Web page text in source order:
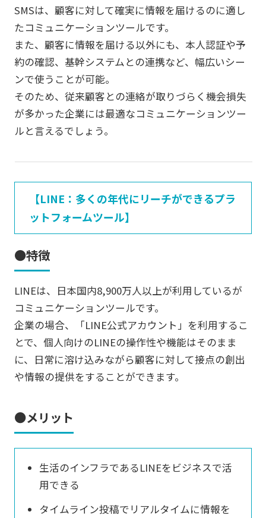
SMSは、顧客に対して確実に情報を届けるのに適し
たコミュニケーションツールです。
また、顧客に情報を届ける以外にも、本人認証や予
約の確認、基幹システムとの連携など、幅広いシー
ンで使うことが可能。
そのため、従来顧客との連絡が取りづらく機会損失
が多かった企業には最適なコミュニケーションツー
ルと言えるでしょう。
【LINE：多くの年代にリーチができるプラ
ットフォームツール】
●特徴
LINEは、日本国内8,900万人以上が利用しているが
コミュニケーションツールです。
企業の場合、「LINE公式アカウント」を利用するこ
とで、個人向けのLINEの操作性や機能はそのまま
に、日常に溶け込みながら顧客に対して接点の創出
や情報の提供をすることができます。
●メリット
生活のインフラであるLINEをビジネスで活
用できる
タイムライン投稿でリアルタイムに情報を